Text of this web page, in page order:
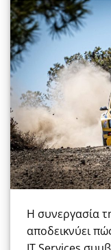
Η συνεργασία
αποδεικνύει